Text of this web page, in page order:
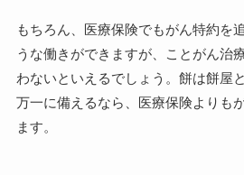
もちろん、医療保険でもがん特約を
うな働きができますが、ことがん治
わないといえるでしょう。餅は餅屋
万一に備えるなら、医療保険よりも
ます。